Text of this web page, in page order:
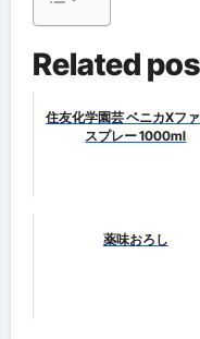
Related
住友化学園芸 ベニカXフ
スプレー 1000ml
薬味おろし